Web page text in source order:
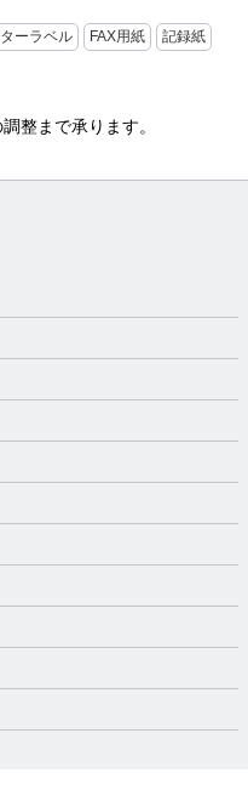
ーラベル FAX用紙 記録紙
整まで承ります。